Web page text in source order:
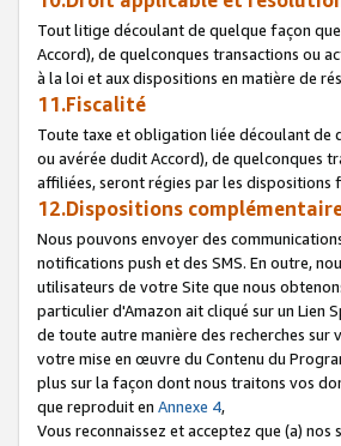
Tout litige découlant de quelque façon
Accord), de quelconques transactions ou
à la loi et aux dispositions en matière de
11.Fiscalité
Toute taxe et obligation liée découlant de
ou avérée dudit Accord), de quelconques
affiliées, seront régies par les dispositions
12.Dispositions
Nous pouvons envoyer des
notifications push et des SMS. En outre,
utilisateurs de votre Site que nous
particulier d'Amazon ait cliqué sur un Lien
de toute autre manière des recherches
votre mise en œuvre du Contenu du
plus sur la façon dont nous traitons vos
que reproduit en Annexe 4,
Vous reconnaissez et acceptez que (a)